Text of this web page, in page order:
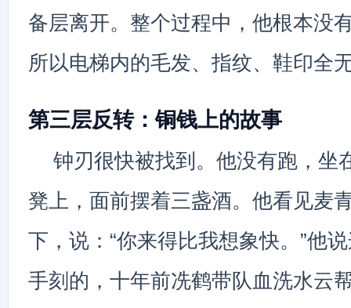
备层离开。整个过程中，他根本没
所以电梯内的毛发、指纹、鞋印全
第三层反转：铜钱上的故事
钟刃很快被找到。他没有跑，坐
凳上，面前摆着三盏酒。他看见麦
下，说：“你来得比我想象快。”他
手刻的，十年前冼鹤带队血洗水云